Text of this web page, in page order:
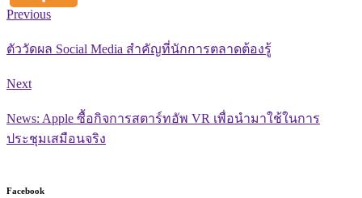
Previous
ตัววัดผล Social Media สำคัญที่นักการตลาดต้องรู้
Next
News: Apple ซื้อกิจการสตาร์ทอัพ VR เพื่อนำมาใช้ในการ
ประชุมเสมือนจริง
Facebook